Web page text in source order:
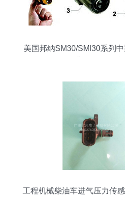
美国邦纳SM30/SMI30系列
工程机械柴油车进气压力传